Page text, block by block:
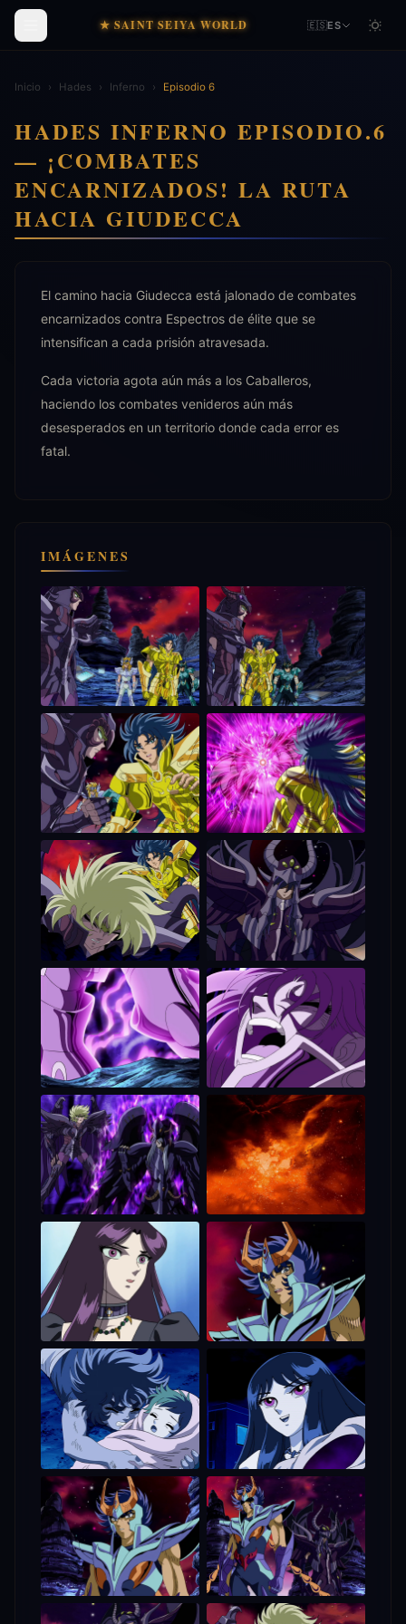
★ SAINT SEIYA WORLD 🇪🇸ES
Inicio › Hades › Inferno › Episodio 6
HADES INFERNO EPISODIO.6
— ¡COMBATES
ENCARNIZADOS! LA RUTA
HACIA GIUDECCA
El camino hacia Giudecca está jalonado de combates
encarnizados contra Espectros de élite que se
intensifican a cada prisión atravesada.
Cada victoria agota aún más a los Caballeros,
haciendo los combates venideros aún más
desesperados en un territorio donde cada error es
fatal.
IMÁGENES